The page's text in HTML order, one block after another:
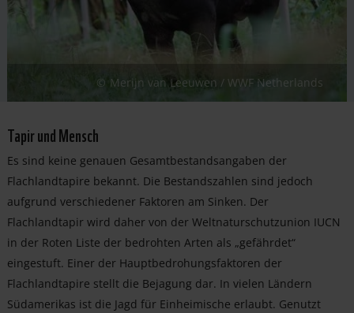
Merijn van Leeuwen / WWF Netherlands
Tapir und Mensch
Es sind keine genauen Gesamtbestandsangaben der
Flachlandtapire bekannt. Die Bestandszahlen sind jedoch
aufgrund verschiedener Faktoren am Sinken. Der
Flachlandtapir wird daher von der Weltnaturschutzunion IUCN
in der Roten Liste der bedrohten Arten als „gefährdet“
eingestuft. Einer der Hauptbedrohungsfaktoren der
Flachlandtapire stellt die Bejagung dar. In vielen Ländern
Südamerikas ist die Jagd für Einheimische erlaubt. Genutzt